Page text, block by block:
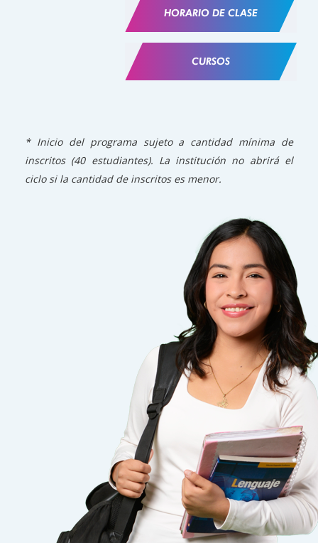
HORARIO DE CLASE
CURSOS
* Inicio del programa sujeto a cantidad mínima de
inscritos (40 estudiantes). La institución no abrirá el
ciclo si la cantidad de inscritos es menor.